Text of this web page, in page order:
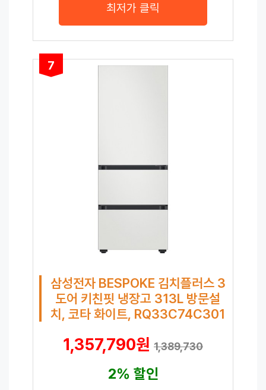
최저가 클릭
7
삼성전자 BESPOKE 김치플러스 3
도어 키친핏 냉장고 313L 방문설
치, 코타 화이트, RQ33C74C301
1,357,790원 1,389,730
2% 할인